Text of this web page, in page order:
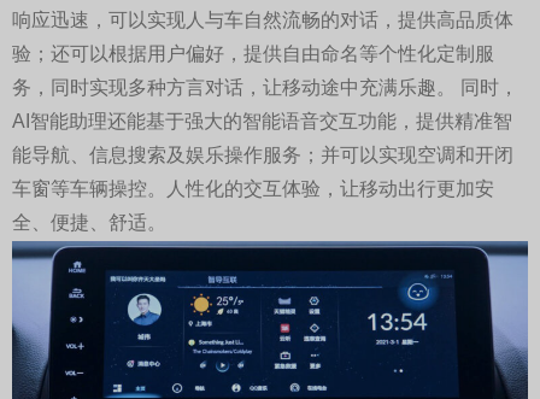
响应迅速，可以实现人与车自然流畅的对话，提供高品质体
验；还可以根据用户偏好，提供自由命名等个性化定制服
务，同时实现多种方言对话，让移动途中充满乐趣。 同时，
AI智能助理还能基于强大的智能语音交互功能，提供精准智
能导航、信息搜索及娱乐操作服务；并可以实现空调和开闭
车窗等车辆操控。人性化的交互体验，让移动出行更加安
全、便捷、舒适。